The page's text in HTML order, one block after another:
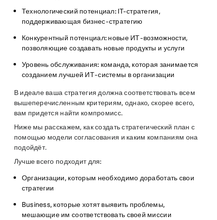
Технологический потенциал:IT-стратегия,
поддерживающая бизнес-стратегию
Конкурентный потенциал: новые ИТ-возможности,
позволяющие создавать новые продукты и услуги
Уровень обслуживания: команда, которая занимается
созданием лучшей ИТ-системы в организации
В идеале ваша стратегия должна соответствовать всем
вышеперечисленным критериям, однако, скорее всего,
вам придется найти компромисс.
Ниже мы расскажем, как создать стратегический план с
помощью модели согласования и каким компаниям она
подойдёт.
Лучше всего подходит для:
Организации, которым необходимо доработать свои
стратегии
Business, которые хотят выявить проблемы,
мешающие им соответствовать своей миссии